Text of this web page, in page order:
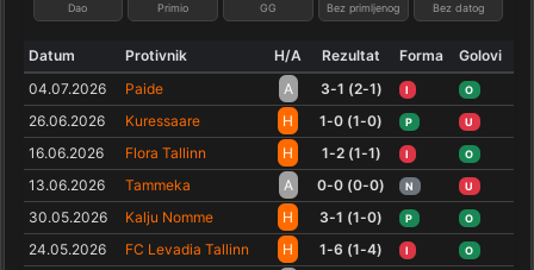
Dao Primio GG Bez primljenog Bez datog
Datum Protivnik H/A Rezultat Forma
Golovi
04.07.2026
Paide A 3-1 (2-1) I O
26.06.2026 Kuressaare H 1-0 (1-0) P U
16.06.2026 Flora Tallinn H 1-2 (1-1) I O
13.06.2026 Tammeka A 0-0 (0-0) N U
30.05.2026 Kalju Nomme H 3-1 (1-0) P O
24.05.2026 FC Levadia Tallinn H 1-6 (1-4) I O